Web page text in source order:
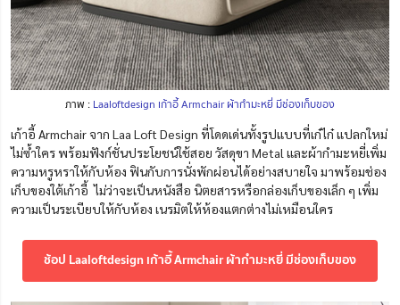
ภาพ : Laaloftdesign เก้าอี้ Armchair ผ้ากำมะหยี่ มีช่องเก็บของ
เก้าอี้ Armchair จาก Laa Loft Design ที่โดดเด่นทั้งรูปแบบที่เก๋ไก๋ แปลกใหม่
ไม่ซ้ำใคร พร้อมฟังก์ชั่นประโยชน์ใช้สอย วัสดุขา Metal และผ้ากำมะหยี่เพิ่ม
ความหรูหราให้กับห้อง ฟินกับการนั่งพักผ่อนได้อย่างสบายใจ มาพร้อมช่อง
เก็บของใต้เก้าอี้ ไม่ว่าจะเป็นหนังสือ นิตยสารหรือกล่องเก็บของเล็ก ๆ เพิ่ม
ความเป็นระเบียบให้กับห้อง เนรมิตให้ห้องแตกต่างไม่เหมือนใคร
ช้อป Laaloftdesign เก้าอี้ Armchair ผ้ากำมะหยี่ มีช่องเก็บของ